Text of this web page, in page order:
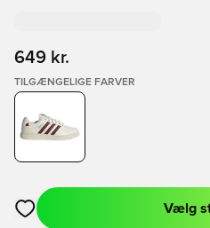
649 kr.
TILGÆNGELIGE FARVER
Åbner en Modal til at logge
Vælg